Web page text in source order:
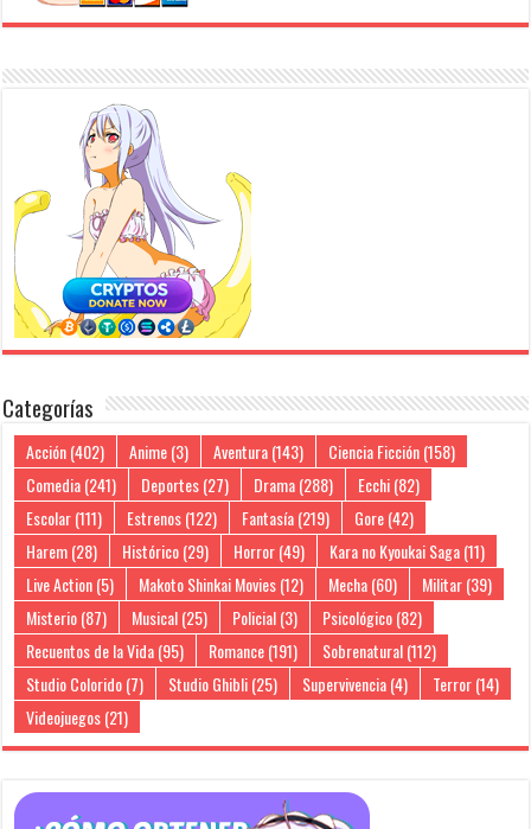
Categorías
Acción(402) Anime(3) Aventura(143) Ciencia Ficción(158)
Comedia(241) Deportes(27) Drama(288) Ecchi(82)
Escolar(111) Estrenos(122) Fantasía(219) Gore(42)
Harem(28) Histórico(29) Horror(49) Kara no Kyoukai Saga(11)
Live Action(5) Makoto Shinkai Movies(12) Mecha(60) Militar(39)
Misterio(87) Musical(25) Policial(3) Psicológico(82)
Recuentos de la Vida(95) Romance(191) Sobrenatural(112)
Studio Colorido(7) Studio Ghibli(25) Supervivencia(4) Terror(14)
Videojuegos(21)